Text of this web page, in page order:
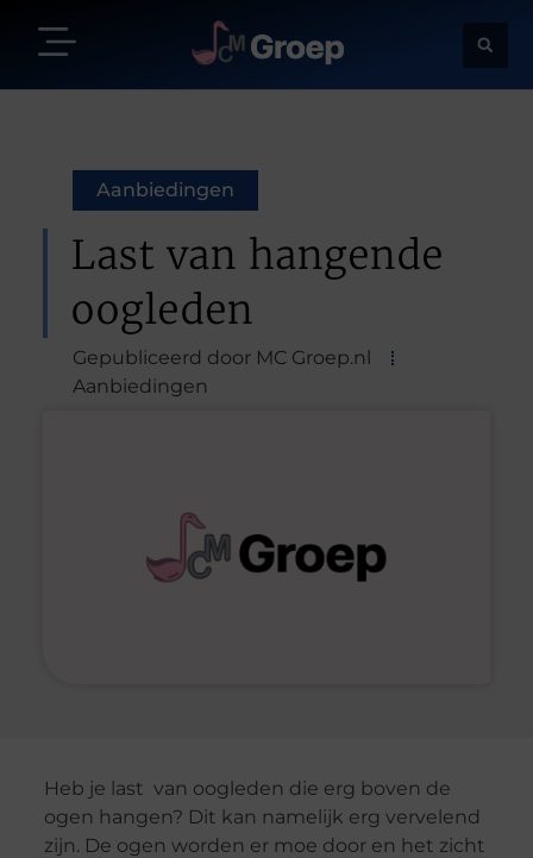
Aanbiedingen
Last van hangende
oogleden
Gepubliceerd door MC Groep.nl
Aanbiedingen
Heb je last van oogleden die erg boven de
ogen hangen? Dit kan namelijk erg vervelend
zijn. De ogen worden er moe door en het zicht